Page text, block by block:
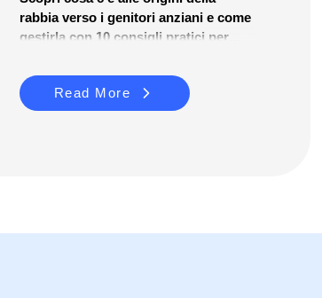
rabbia verso i genitori anziani e come
gestirla con 10 consigli pratici per
Read More